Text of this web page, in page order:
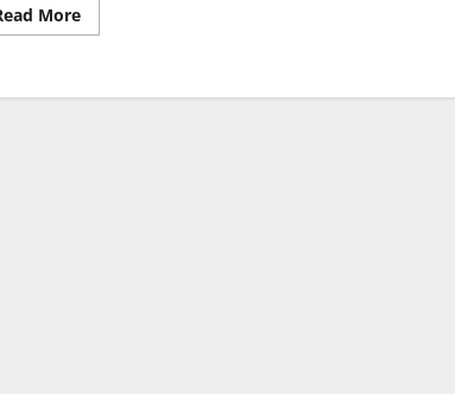
MoreRead
more
Lisa